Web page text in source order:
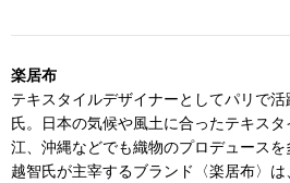
ズ
楽居布
テキスタイルデザイナーとしてパリで
氏。日本の気候や風土に合ったテキス
江、沖縄などでも織物のプロデュース
越智氏が主宰するブランド〈楽居布〉